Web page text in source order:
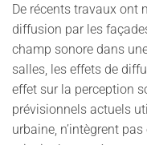
De récents travaux ont
diffusion par les
champ sonore dans
salles, les effets de
effet sur la perception
prévisionnels actuels
urbaine, n’intègrent